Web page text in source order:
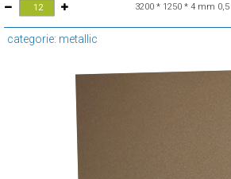
3200 * 1250 * 4 mm 0,5
categorie: metallic